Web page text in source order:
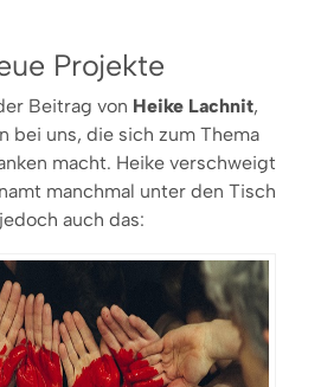
Projekte
Beitrag von Heike Lachnit,
bei uns, die sich zum Thema
macht. Heike verschweigt
manchmal unter den Tisch
auch das: